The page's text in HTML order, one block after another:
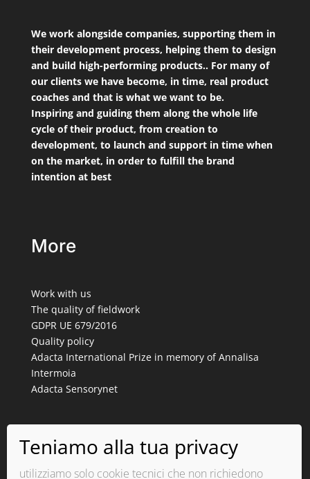
We work alongside companies, supporting them in
their development process, helping them to design
and build high-performing products.. For many of
our clients we have become, in time, real product
coaches and that is what we want to be.
Inspiring and guiding them along the whole life
cycle of their product, from creation to
development, to launch and support in time when
on the market, in order to fulfill the brand
intention at best
More
Work with us
The quality of fieldwork
GDPR UE 679/2016
Quality policy
Adacta International Prize in memory of Annalisa
Intermoia
Adacta Sensorynet
utilizziamo solo cookie tecnici che non richiedono